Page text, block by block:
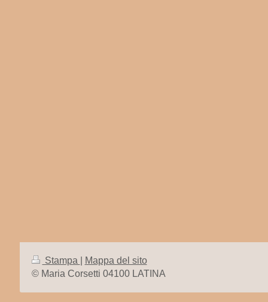
Stampa
Mappa del sito
© Maria Corsetti 04100 LATINA